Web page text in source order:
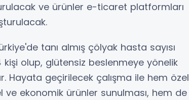
ve ürünler e-ticaret platformları
tanı almış çölyak hasta sayısı
kişi olup, glütensiz beslenmeye yönelik
Hayata geçirilecek çalışma ile hem özel
ekonomik ürünler sunulması, hem de